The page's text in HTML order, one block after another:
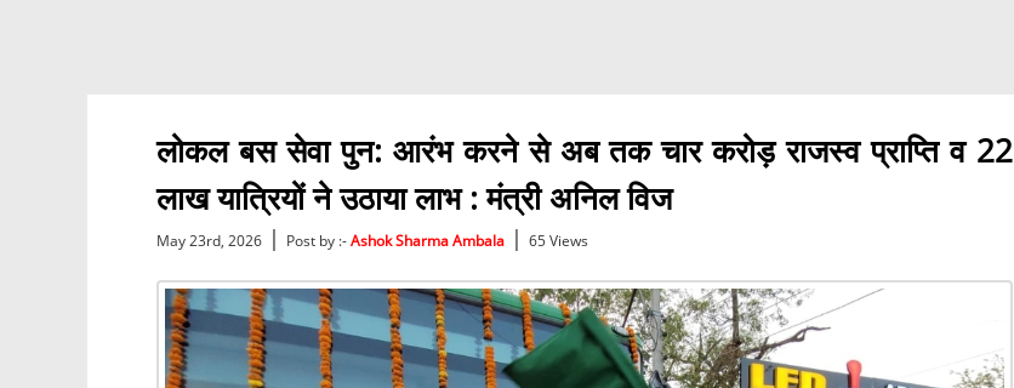
लोकल बस सेवा पुन: आरंभ करने से अब तक चार करोड़ राजस्व प्राप्ति व 22
लाख यात्रियों ने उठाया लाभ : मंत्री अनिल विज
May 23rd, 2026 | Post by :-Ashok Sharma Ambala | 65 Views